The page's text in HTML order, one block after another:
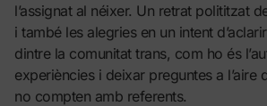
l’assignat al néixer. Un retrat polititzat
i també les alegries en un intent
dintre la comunitat trans, com ho és
experiències i deixar preguntes a l’aire
no compten amb referents.